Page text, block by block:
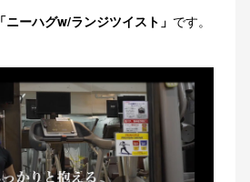
「ニーハグw/ランジツイスト」 です。